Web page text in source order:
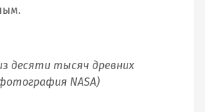
десяти тысяч древних
NASA)